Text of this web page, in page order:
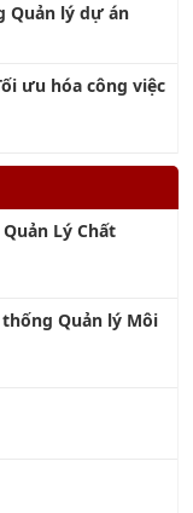
Quản lý Môi
tích Mối nguy